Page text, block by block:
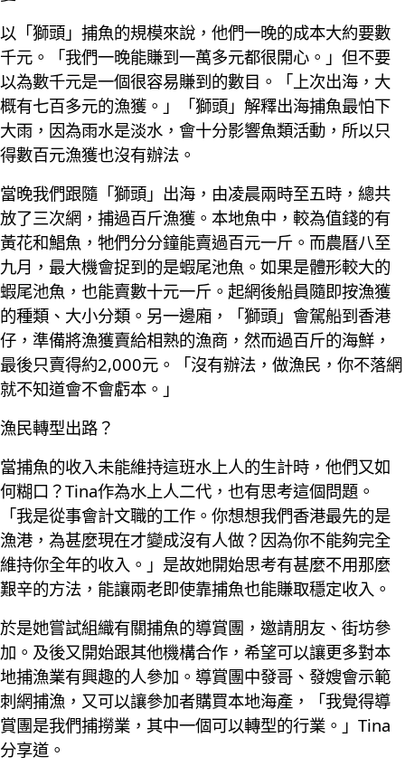
以「獅頭」捕魚的規模來說，他們一晚的成本大約要數
千元。「我們一晚能賺到一萬多元都很開心。」但不要
以為數千元是一個很容易賺到的數目。「上次出海，大
概有七百多元的漁獲。」「獅頭」解釋出海捕魚最怕下
大雨，因為雨水是淡水，會十分影響魚類活動，所以只
得數百元漁獲也沒有辦法。
當晚我們跟隨「獅頭」出海，由凌晨兩時至五時，總共
放了三次網，捕過百斤漁獲。本地魚中，較為值錢的有
黃花和鯧魚，牠們分分鐘能賣過百元一斤。而農曆八至
九月，最大機會捉到的是蝦尾池魚。如果是體形較大的
蝦尾池魚，也能賣數十元一斤。起網後船員隨即按漁獲
的種類、大小分類。另一邊廂，「獅頭」會駕船到香港
仔，準備將漁獲賣給相熟的漁商，然而過百斤的海鮮，
最後只賣得約2,000元。「沒有辦法，做漁民，你不落網
就不知道會不會虧本。」
漁民轉型出路？
當捕魚的收入未能維持這班水上人的生計時，他們又如
何糊口？Tina作為水上人二代，也有思考這個問題。
「我是從事會計文職的工作。你想想我們香港最先的是
漁港，為甚麼現在才變成沒有人做？因為你不能夠完全
維持你全年的收入。」是故她開始思考有甚麼不用那麼
艱辛的方法，能讓兩老即使靠捕魚也能賺取穩定收入。
於是她嘗試組織有關捕魚的導賞團，邀請朋友、街坊參
加。及後又開始跟其他機構合作，希望可以讓更多對本
地捕漁業有興趣的人參加。導賞團中發哥、發嫂會示範
刺網捕漁，又可以讓參加者購買本地海產，「我覺得導
賞團是我們捕撈業，其中一個可以轉型的行業。」Tina
分享道。